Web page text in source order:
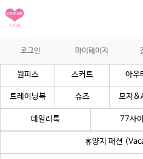
로그인 마이페이지
원피스 스커트 아우
트레이닝복 슈즈 모자
데일리룩 77사
휴양지 패션